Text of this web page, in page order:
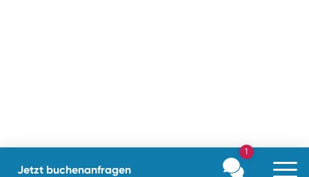
Jetzt buchenanfragen
1